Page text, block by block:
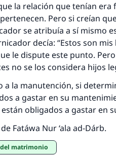
la relación que tenían
Pero si creían
se atribuía a sí mismo
decía: “Estos son
le dispute este punto.
no se los considera hijos
a la manutención, si
a gastar en su
obligados a gastar en
Fatáwa Nur ‘ala ad-Dárb.
del matrimonio